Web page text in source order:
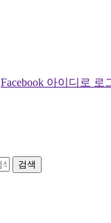
Facebook 아이디로 로
검색